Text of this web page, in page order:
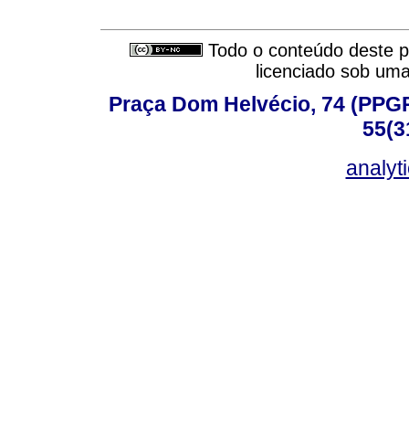
Todo o conteúdo deste
licenciado sob
Praça Dom Helvécio, 74